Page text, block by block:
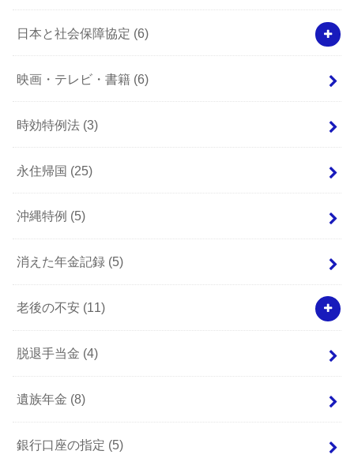
日本と社会保障協定 (6)
映画・テレビ・書籍 (6)
時効特例法 (3)
永住帰国 (25)
沖縄特例 (5)
消えた年金記録 (5)
老後の不安 (11)
脱退手当金 (4)
遺族年金 (8)
銀行口座の指定 (5)